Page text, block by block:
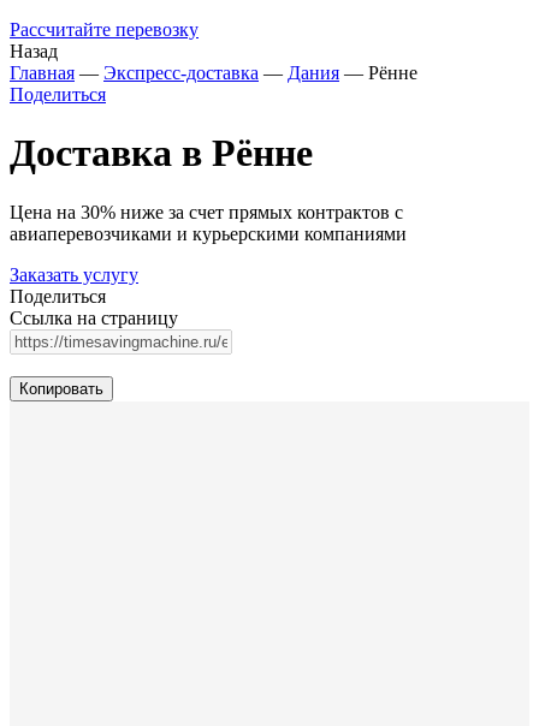
Рассчитайте перевозку
Назад
Главная — Экспресс-доставка — Дания — Рённе
Поделиться
Доставка в Рённе
Цена на 30% ниже за счет прямых контрактов с
авиаперевозчиками и курьерскими компаниями
Заказать услугу
Поделиться
Ссылка на страницу
Копировать